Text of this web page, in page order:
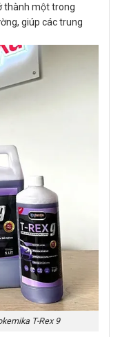
thành một trong
giúp các trung
T-Rex 9